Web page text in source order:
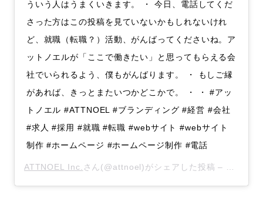
ういう人はうまくいきます。 ・ 今日、電話してくだ
さった方はこの投稿を見ていないかもしれないけれ
ど、就職（転職？）活動、がんばってくださいね。ア
ットノエルが「ここで働きたい」と思ってもらえる会
社でいられるよう、僕もがんばります。 ・ もしご縁
があれば、きっとまたいつかどこかで。 ・ ・ #アッ
トノエル #ATTNOEL #ブランディング #経営 #会社
#求人 #採用 #就職 #転職 #webサイト #webサイト
制作 #ホームページ #ホームページ制作 #電話
ATTNOEL Inc. さん(@attnoel)がシェアした投稿 –